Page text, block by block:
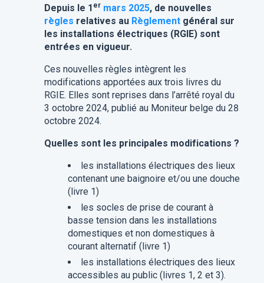
Depuis le 1 er mars 2025, de nouvelles
règles relatives au Règlementgénéral sur
les installations électriques (RGIE) sont
entrées en vigueur.
Ces nouvelles règles intègrent les
modifications apportées aux trois livres du
RGIE. Elles sont reprises dans l’arrêté royal du
3 octobre 2024, publié au Moniteur belge du 28
octobre 2024.
Quelles sont les principales modifications ?
les installations électriques des lieux
contenant une baignoire et/ou une douche
(livre 1)
les socles de prise de courant à
basse tension dans les installations
domestiques et non domestiques à
courant alternatif (livre 1)
les installations électriques des lieux
accessibles au public (livres 1, 2 et 3).